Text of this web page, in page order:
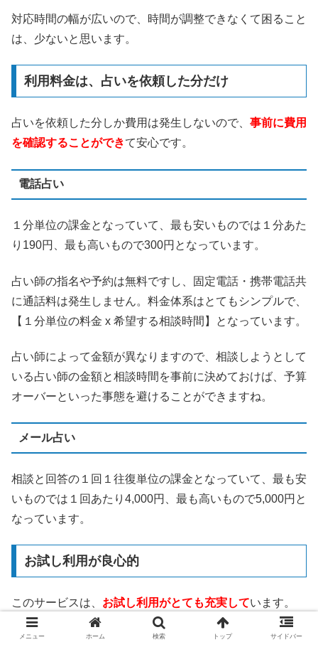
対応時間の幅が広いので、時間が調整できなくて困ること
は、少ないと思います。
利用料金は、占いを依頼した分だけ
占いを依頼した分しか費用は発生しないので、 事前に費用
を確認することができて安心です。
電話占い
１分単位の課金となっていて、最も安いものでは１分あた
り190円、最も高いもので300円となっています。
占い師の指名や予約は無料ですし、固定電話・携帯電話共
に通話料は発生しません。料金体系はとてもシンプルで、
【１分単位の料金 x 希望する相談時間】となっています。
占い師によって金額が異なりますので、相談しようとして
いる占い師の金額と相談時間を事前に決めておけば、予算
オーバーといった事態を避けることができますね。
メール占い
相談と回答の１回１往復単位の課金となっていて、最も安
いものでは１回あたり4,000円、最も高いもので5,000円と
なっています。
お試し利用が良心的
このサービスは、 お試し利用がとても充実しています。
メニュー ホーム 検索 トップ サイドバー